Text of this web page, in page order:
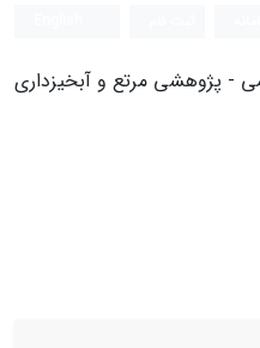
- پژوهشی مرتع و آبخیزداری